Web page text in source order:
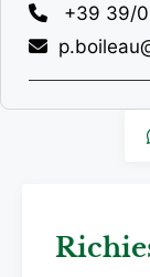
+39 39/